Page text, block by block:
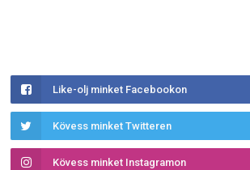
Like-olj minket Facebookon
Kövess minket Twitteren
Kövess minket Instagramon